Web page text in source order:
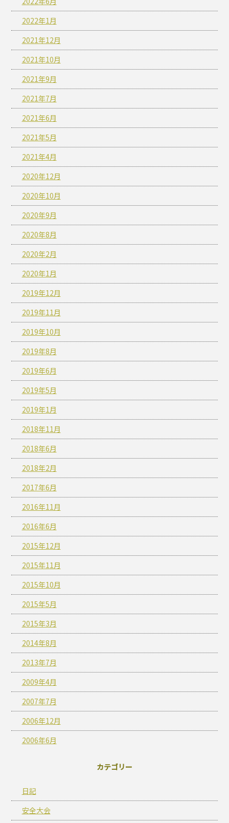
2022年1月
2021年12月
2021年10月
2021年9月
2021年7月
2021年6月
2021年5月
2021年4月
2020年12月
2020年10月
2020年9月
2020年8月
2020年2月
2020年1月
2019年12月
2019年11月
2019年10月
2019年8月
2019年6月
2019年5月
2019年1月
2018年11月
2018年6月
2018年2月
2017年6月
2016年11月
2016年6月
2015年12月
2015年11月
2015年10月
2015年5月
2015年3月
2014年8月
2013年7月
2009年4月
2007年7月
2006年12月
2006年6月
カテゴリー
日記
安全大会